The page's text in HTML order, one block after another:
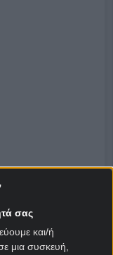
σας
και/ή
μια συσκευή,